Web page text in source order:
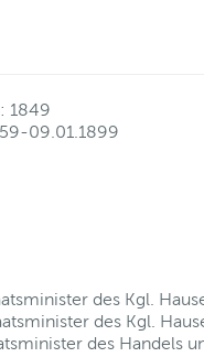
1849
09.01.1899
des Kgl.
des Kgl.
des Handels